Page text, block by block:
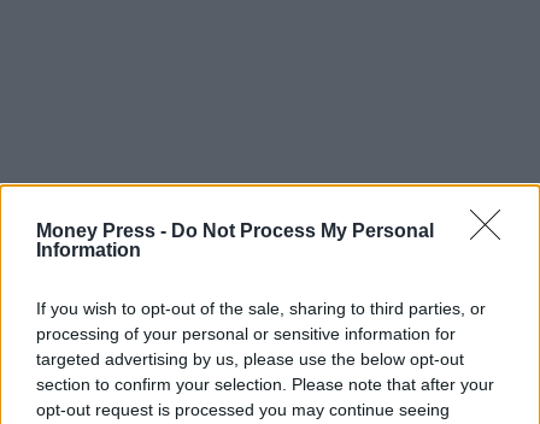
Money Press - Do Not Process My Personal
Information
If you wish to opt-out of the sale, sharing to third parties, or
processing of your personal or sensitive information for
targeted advertising by us, please use the below opt-out
section to confirm your selection. Please note that after your
opt-out request is processed you may continue seeing